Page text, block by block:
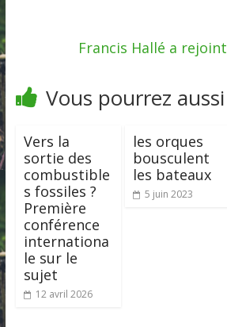
Francis Hallé a
Vous pourrez
Vers la
sortie des
combustible
s fossiles ?
Première
conférence
internationa
le sur le
sujet
12 avril 2026
les orques
bousculent
les bateaux
5 juin 2023